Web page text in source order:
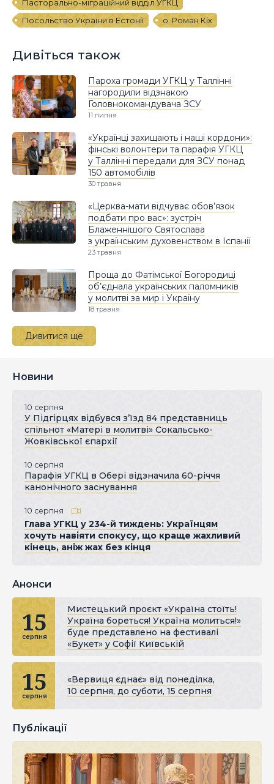
Пасторально-міграційний відділ УГКЦ
Посольство України в Естонії
о. Роман Кіх
Дивіться також
Пароха громади УГКЦ у Таллінні
нагородили відзнакою
Головнокомандувача ЗСУ
11 липня
«Українці захищають і наші кордони»:
фінські волонтери та парафія УГКЦ
у Таллінні передали для ЗСУ понад
150 автомобілів
30 травня
«Церква-мати відчуває обов’язок
подбати про вас»: зустріч
Блаженнішого Святослава
з українським духовенством в Іспанії
23 травня
Проща до Фатімської Богородиці
об’єднала українських паломників
у молитві за мир і Україну
18 травня
Дивитися ще
Новини
10 серпня
У Підгірцях відбувся з’їзд 84 представниць
спільнот «Матері в молитві» Сокальсько-
Жовківської єпархії
10 серпня
Парафія УГКЦ в Обері відзначила 60-річчя
канонічного заснування
10 серпня
Глава УГКЦ у 234-й тиждень: Українцям
хочуть навіяти спокусу, що краще жахливий
кінець, аніж жах без кінця
Анонси
15
серпня
Мистецький проєкт «Україна стоїть!
Україна бореться! Україна молиться!»
буде представлено на фестивалі
«Букет» у Софії Київській
15
серпня
«Вервиця єднає» від понеділка,
10 серпня, до суботи, 15 серпня
Публікації